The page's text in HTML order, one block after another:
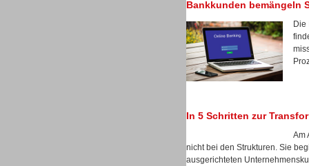
Bankkunden bemängeln
Die
In 5 Schritten zur
Am
nicht bei den Strukturen. Sie
ausgerichteten